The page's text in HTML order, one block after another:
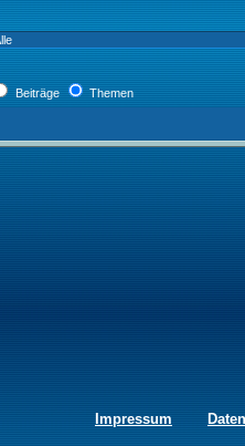
Beiträge Themen
Impressum